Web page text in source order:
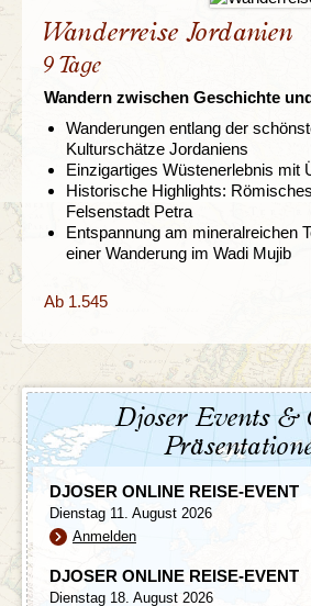
Wanderreise Jordanien
9 Tage
Wandern zwischen Geschichte
Wanderungen entlang der
Kulturschätze Jordaniens
Einzigartiges Wüstenerlebnis mit
Historische Highlights:
Felsenstadt Petra
Entspannung am mineralreichen
einer Wanderung im Wadi Mujib
Ab 1.545
Djoser Events &
DJOSER ONLINE REISE-EVENT
Dienstag 11. August 2026
Anmelden
DJOSER ONLINE REISE-EVENT
Dienstag 18. August 2026